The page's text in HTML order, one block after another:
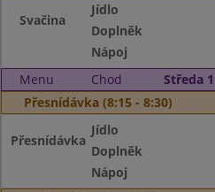
Svačina
Jídlo
Doplněk
Nápoj
Menu
Chod
Středa
Přesnídávka (8:15 - 8:30)
Přesnídávka
Jídlo
Doplněk
Nápoj